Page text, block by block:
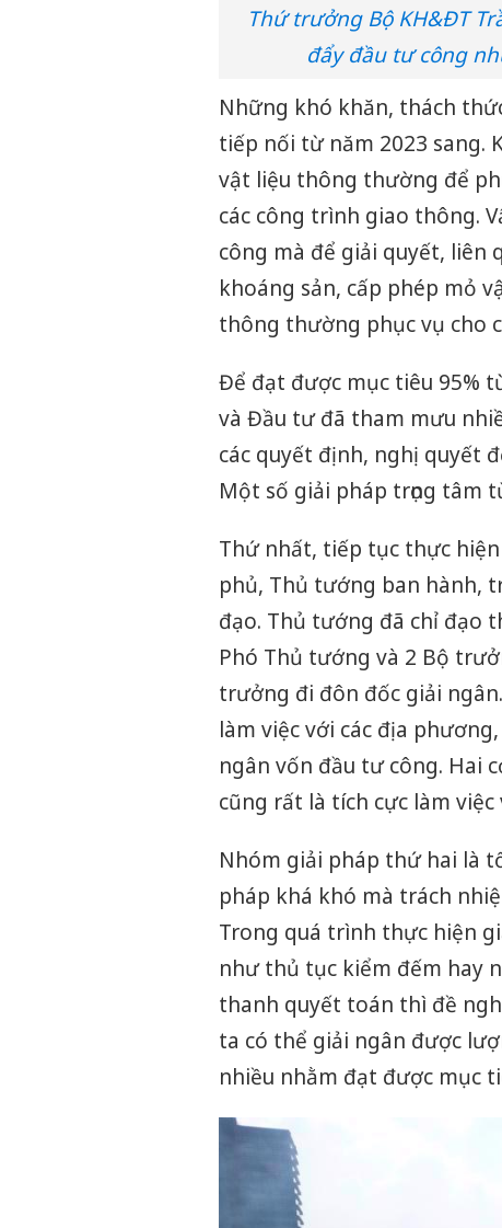
Thứ trưởng Bộ KH&ĐT
đẩy đầu tư công
Những khó khăn, thách
tiếp nối từ năm 2023 sang.
vật liệu thông thường để
các công trình giao thông.
công mà để giải quyết, liên
khoáng sản, cấp phép mỏ
thông thường phục vụ cho
Để đạt được mục tiêu 95%
và Đầu tư đã tham mưu
các quyết định, nghị quyết
Một số giải pháp trọng tâm
Thứ nhất, tiếp tục thực
phủ, Thủ tướng ban hành,
đạo. Thủ tướng đã chỉ đạo
Phó Thủ tướng và 2 Bộ
trưởng đi đôn đốc giải
làm việc với các địa
ngân vốn đầu tư công. Hai
cũng rất là tích cực làm
Nhóm giải pháp thứ hai là
pháp khá khó mà trách
Trong quá trình thực hiện
như thủ tục kiểm đếm hay
thanh quyết toán thì đề
ta có thể giải ngân được
nhiều nhằm đạt được mục